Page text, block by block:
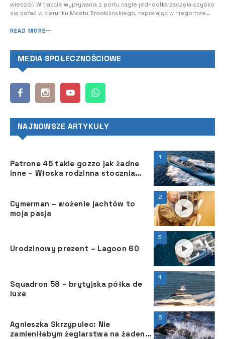
wieczór. W trakcie wypływania z portu nagle jednostka zaczęła szybko
się cofać w kierunku Mostu Brookilińskiego, napierając w niego trzema
ranne.
READ MORE
MEDIA SPOŁECZNOŚCIOWE
NAJNOWSZE ARTYKUŁY
1
Patrone 45 takie gozzo jak żadne
inne – Włoska rodzinna stocznia
jednostkę z oferowanej serii
Patrone.
2
Cymerman – wożenie jachtów to
moja pasja
3
Urodzinowy prezent – Lagoon 60
4
Squadron 58 – brytyjska półka de
luxe
5
Agnieszka Skrzypulec: Nie
zamieniłabym żeglarstwa na żaden